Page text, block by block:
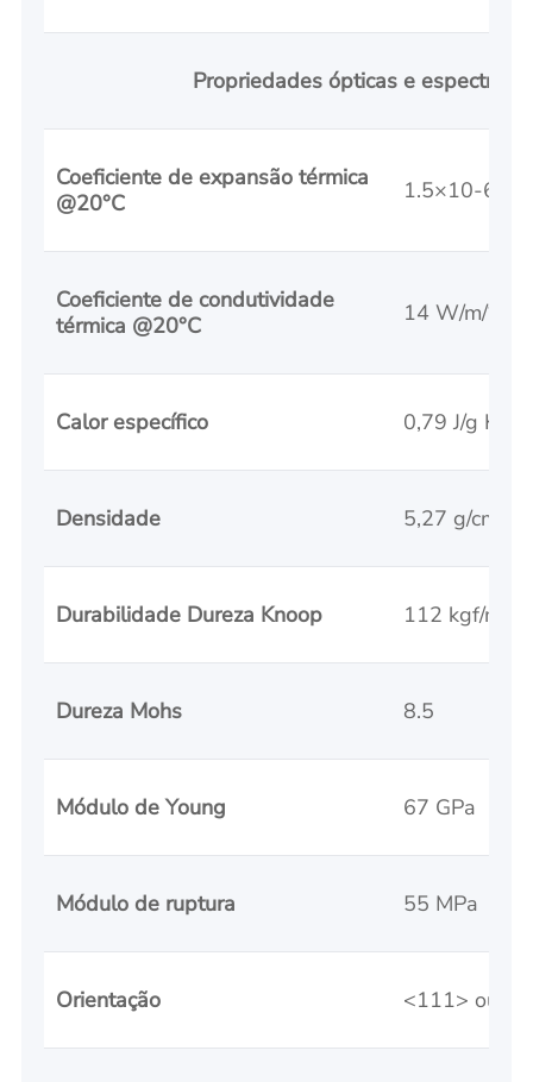
Propriedades ópticas e espectrais
Coeficiente de expansão térmica
@20°C
1.5×10-6/°C
Coeficiente de condutividade
térmica @20°C
14 W/m/°K
Calor específico 0,79 J/g K
Densidade 5,27 g/cm³
Durabilidade Dureza Knoop 112 kgf/mm²
Dureza Mohs 8.5
Módulo de Young 67 GPa
Módulo de ruptura 55 MPa
Orientação <111> ou